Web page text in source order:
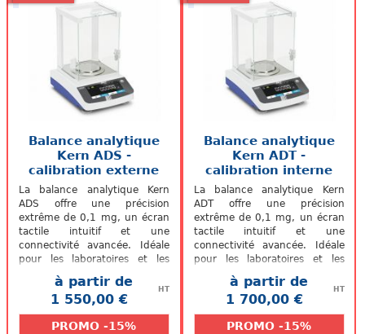
Balance analytique
Kern ADS -
calibration externe
La balance analytique Kern
ADS offre une précision
extrême de 0,1 mg, un écran
tactile intuitif et une
connectivité avancée. Idéale
pour les laboratoires et les
applications nécessitant une
haute...à partir de
1 550,00 €
HT
PROMO -15%
Balance analytique
Kern ADT -
calibration interne
La balance analytique Kern
ADT offre une précision
extrême de 0,1 mg, un écran
tactile intuitif et une
connectivité avancée. Idéale
pour les laboratoires et les
applications nécessitant une
haute...à partir de
1 700,00 €
HT
PROMO -15%